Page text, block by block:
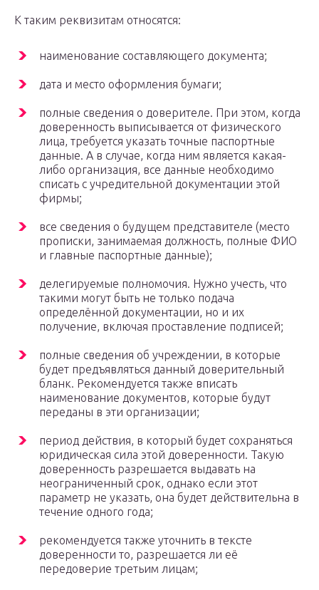
К таким реквизитам относятся:
наименование составляющего документа;
дата и место оформления бумаги;
полные сведения о доверителе. При этом, когда
доверенность выписывается от физического
лица, требуется указать точные паспортные
данные. А в случае, когда ним является какая-
либо организация, все данные необходимо
списать с учредительной документации этой
фирмы;
все сведения о будущем представителе (место
прописки, занимаемая должность, полные ФИО
и главные паспортные данные);
делегируемые полномочия. Нужно учесть, что
такими могут быть не только подача
определённой документации, но и их
получение, включая проставление подписей;
полные сведения об учреждении, в которые
будет предъявляться данный доверительный
бланк. Рекомендуется также вписать
наименование документов, которые будут
переданы в эти организации;
период действия, в который будет сохраняться
юридическая сила этой доверенности. Такую
доверенность разрешается выдавать на
неограниченный срок, однако если этот
параметр не указать, она будет действительна в
течение одного года;
рекомендуется также уточнить в тексте
доверенности то, разрешается ли её
передоверие третьим лицам;